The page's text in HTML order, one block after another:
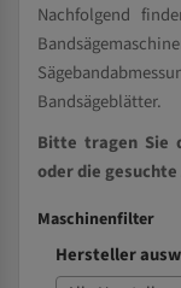
Nachfolgend
Bandsägeblätter.
Bitte tragen Sie
oder die
Maschinenfilter
Hersteller